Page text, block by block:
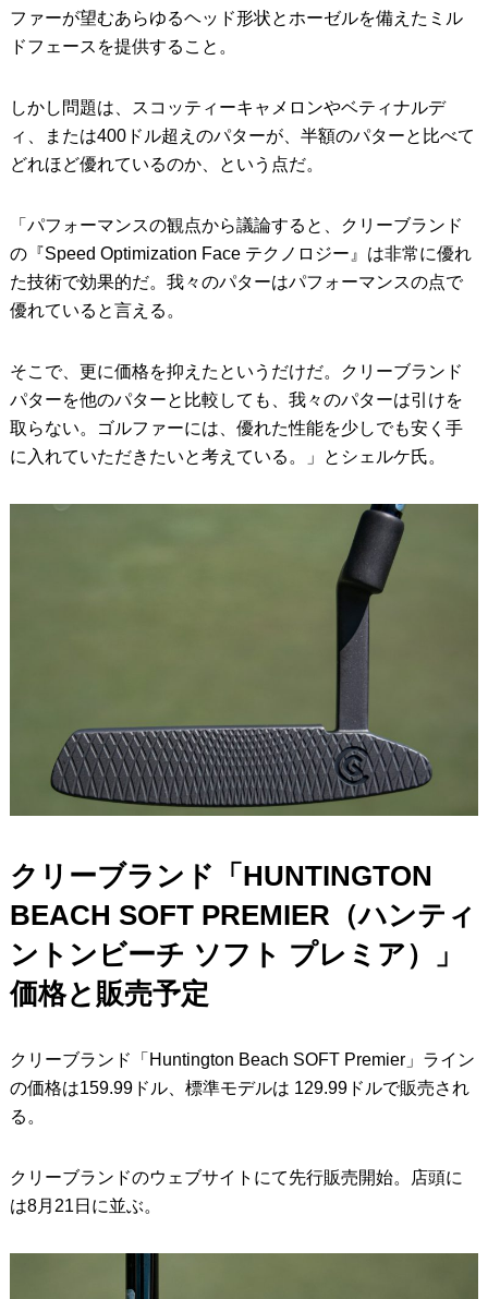
ファーが望むあらゆるヘッド形状とホーゼルを備えたミル
ドフェースを提供すること。
しかし問題は、スコッティーキャメロンやベティナルデ
ィ、または400ドル超えのパターが、半額のパターと比べて
どれほど優れているのか、という点だ。
「パフォーマンスの観点から議論すると、クリーブランド
の『Speed Optimization Face テクノロジー』は非常に優れ
た技術で効果的だ。我々のパターはパフォーマンスの点で
優れていると言える。
そこで、更に価格を抑えたというだけだ。クリーブランド
パターを他のパターと比較しても、我々のパターは引けを
取らない。ゴルファーには、優れた性能を少しでも安く手
に入れていただきたいと考えている。」とシェルケ氏。
クリーブランド「HUNTINGTON
BEACH SOFT PREMIER（ハンティ
ントンビーチ ソフト プレミア）」
価格と販売予定
クリーブランド「Huntington Beach SOFT Premier」ライン
の価格は159.99ドル、標準モデルは 129.99ドルで販売され
る。
クリーブランドのウェブサイトにて先行販売開始。店頭に
は8月21日に並ぶ。